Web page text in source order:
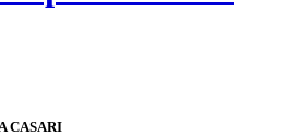
CASARI